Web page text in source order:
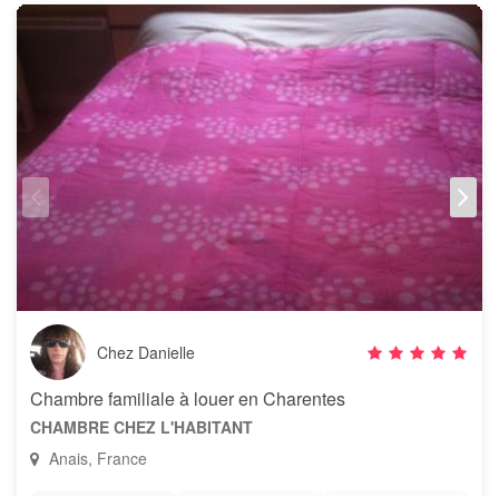
Chez Danielle
Chambre familiale à louer en Charentes
CHAMBRE CHEZ L'HABITANT
Anais, France